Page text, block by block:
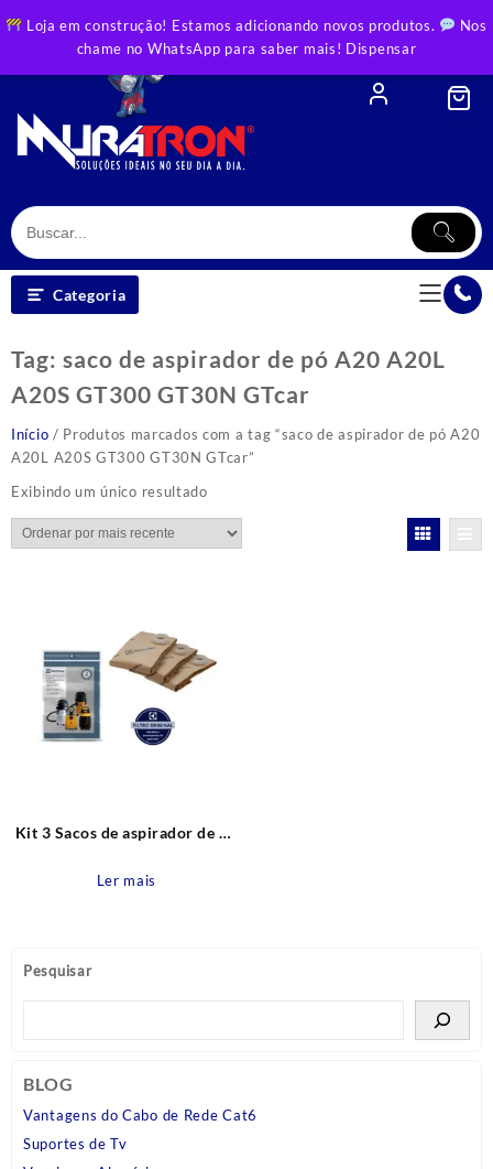
Loja em construção! Estamos adicionando novos produtos.
Nos
chame no WhatsApp para saber mais! Dispensar
to
Categoria
Pesquisar
BLOG
Vantagens do Cabo de Rede Cat6
Suportes de Tv
Tag: saco de aspirador de pó A20 A20L
A20S GT300 GT30N GTcar
Início / Produtos marcados com a tag “saco de aspirador de pó A20
A20L A20S GT300 GT30N GTcar”
Exibindo um único resultado
Kit 3 Sacos de aspirador de pó
GT30N, GTcar Novos
Ler mais